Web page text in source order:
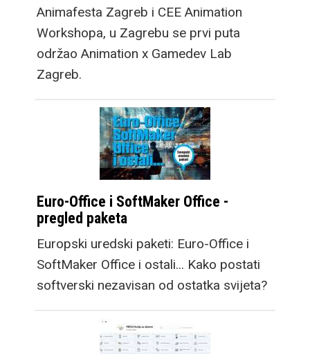
Animafesta Zagreb i CEE Animation
Workshopa, u Zagrebu se prvi puta
održao Animation x Gamedev Lab
Zagreb.
Euro-Office i SoftMaker Office -
pregled paketa
Europski uredski paketi: Euro-Office i
SoftMaker Office i ostali... Kako postati
softverski nezavisan od ostatka svijeta?